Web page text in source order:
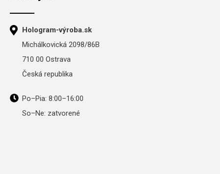
Hologram-výroba.sk
Michálkovická 2098/86B
710 00 Ostrava
Česká republika
Po–Pia: 8:00–16:00
So–Ne: zatvorené